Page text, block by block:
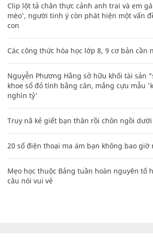
Clip lột tả chân thực cảnh anh trai và em
mèo', người tinh ý còn phát hiện một vấn
con
Các công thức hóa học lớp 8, 9 cơ bản cần
Nguyễn Phương Hằng sở hữu khối tài sản
khoe sổ đỏ tính bằng cân, mắng cựu mẫu
nghìn tỷ'
Truy nã kẻ giết bạn thân rồi chôn ngồi
20 số điện thoại ma ám bạn không bao giờ
Mẹo học thuộc Bảng tuần hoàn nguyên tố
câu nói vui vẻ